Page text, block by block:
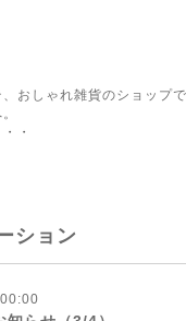
おしゃれ雑貨のショップで
・
ション